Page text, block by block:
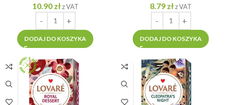
10.90 zł z VAT
DODAJ DO KOSZYKA
8.79 złz VAT
DODAJ DO KOSZYKA